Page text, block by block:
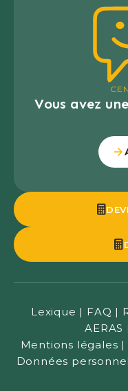
Vous avez
Lexique | FAQ |
AERAS |
Mentions légales |
Données